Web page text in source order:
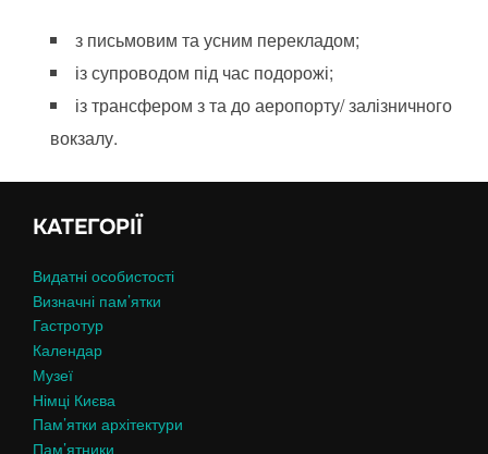
з письмовим та усним перекладом;
із супроводом під час подорожі;
із трансфером з та до аеропорту/ залізничного
вокзалу.
КАТЕГОРІЇ
Видатні особистості
Визначні пам’ятки
Гастротур
Календар
Музеї
Німці Києва
Пам’ятки архітектури
Пам’ятники